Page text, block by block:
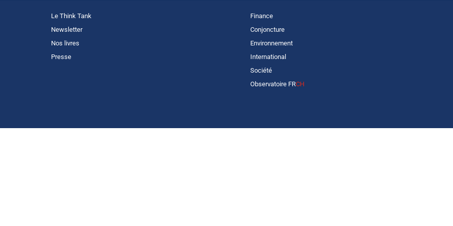
Le Think Tank
Newsletter
Nos livres
Presse
Finance
Conjoncture
Environnement
International
Société
Observatoire FRCH